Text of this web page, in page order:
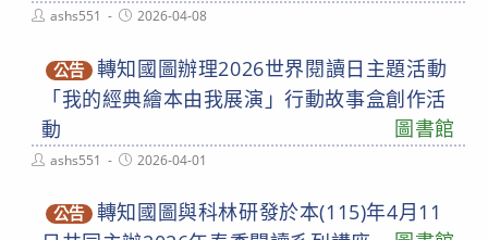
Postashs551
Post2026-04-08
公告 轉知國圖辦理2026世界閱讀日主題活動
「我的經典繪本由我展演」行動故事盒創作活
動
圖書館
Postashs551
Post2026-04-01
公告 轉知國圖與科林研發於本(115)年4月11